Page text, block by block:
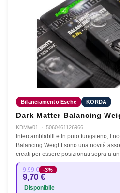
Bilanciamento Esche KORDA
Dark Matter Balancing
KDMW01 · 5060461126966
Intercambiabili e in puro tungsteno, i
Balancing Weight sono una novità
creati per essere posizionati sopra a
9,99 € -3%
9,70 €
Disponibile